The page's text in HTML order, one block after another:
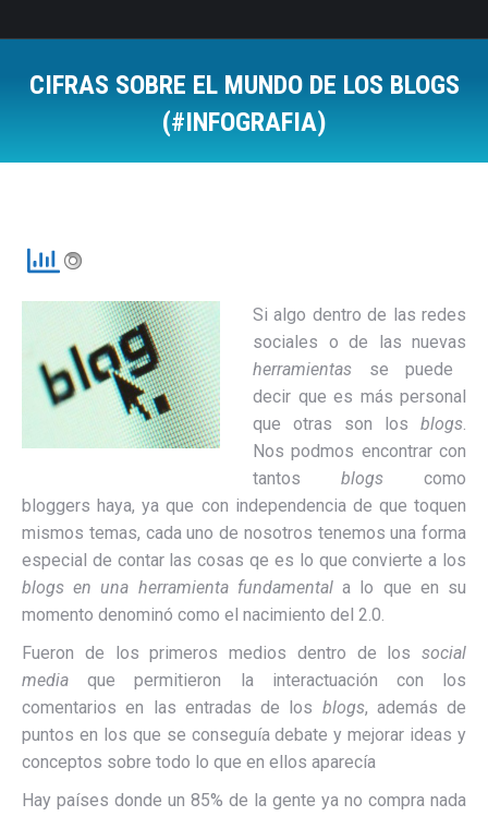
CIFRAS SOBRE EL MUNDO DE LOS BLOGS
(#INFOGRAFIA)
Si algo dentro de las redes
sociales o de las nuevas
herramientas se puede
decir que es más personal
que otras son los blogs.
Nos podmos encontrar con
tantos blogs como
bloggers haya, ya que con independencia de que toquen
mismos temas, cada uno de nosotros tenemos una forma
especial de contar las cosas qe es lo que convierte a los
blogs en una herramienta fundamentala lo que en su
momento denominó como el nacimiento del 2.0.
Fueron de los primeros medios dentro de los social
media que permitieron la interactuación con los
comentarios en las entradas de los blogs, además de
puntos en los que se conseguía debate y mejorar ideas y
conceptos sobre todo lo que en ellos aparecía
Hay países donde un 85% de la gente ya no compra nada